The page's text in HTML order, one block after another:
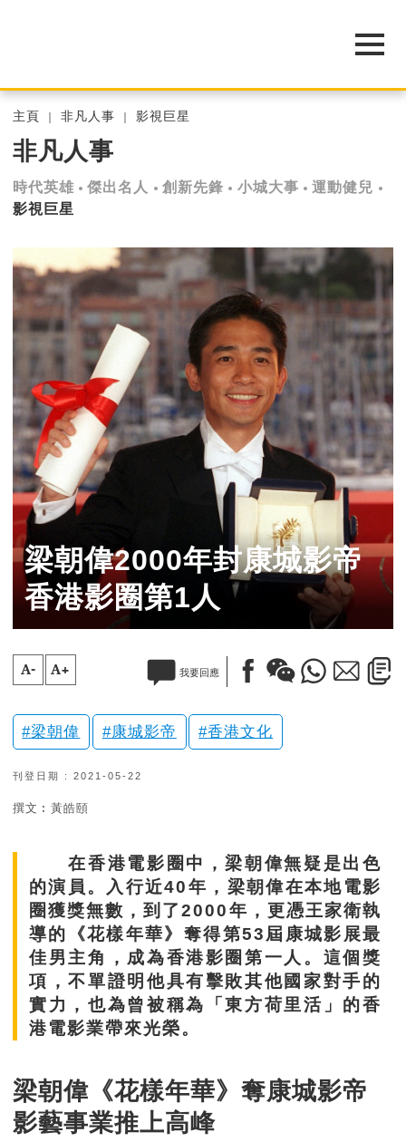
主頁 非凡人事 影視巨星
非凡人事
時代英雄 傑出名人 創新先鋒 小城大事
運動健兒
影視巨星
梁朝偉2000年封康城影帝
香港影圈第1人
A- A+ 我要回應
梁朝偉 康城影帝 香港文化
刊登日期 : 2021-05-22
撰文︰黃皓頤
在香港電影圈中，梁朝偉無疑是出色
的演員。入行近40年，梁朝偉在本地電影
圈獲獎無數，到了2000年，更憑王家衛執
導的《花樣年華》奪得第53屆康城影展最
佳男主角，成為香港影圈第一人。這個獎
項，不單證明他具有擊敗其他國家對手的
實力，也為曾被稱為「東方荷里活」的香
港電影業帶來光榮。
梁朝偉《花樣年華》奪康城影帝
影藝事業推上高峰